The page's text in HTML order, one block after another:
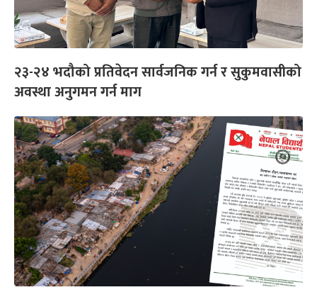
२३-२४ भदौको प्रतिवेदन सार्वजनिक गर्न र सुकुमवासीको
अवस्था अनुगमन गर्न माग